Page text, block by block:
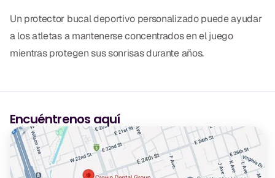
Un protector bucal deportivo personalizado puede ayudar
a los atletas a mantenerse concentrados en el juego
mientras protegen sus sonrisas durante años.
Encuéntrenos aquí